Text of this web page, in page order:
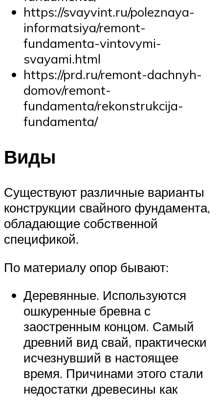
https://svayvint.ru/poleznaya-
informatsiya/remont-
fundamenta-vintovymi-
svayami.html
https://prd.ru/remont-dachnyh-
domov/remont-
fundamenta/rekonstrukcija-
fundamenta/
Виды
Существуют различные варианты
конструкции свайного фундамента,
обладающие собственной
спецификой.
По материалу опор бывают:
Деревянные. Используются
ошкуренные бревна с
заостренным концом. Самый
древний вид свай, практически
исчезнувший в настоящее
время. Причинами этого стали
недостатки древесины как